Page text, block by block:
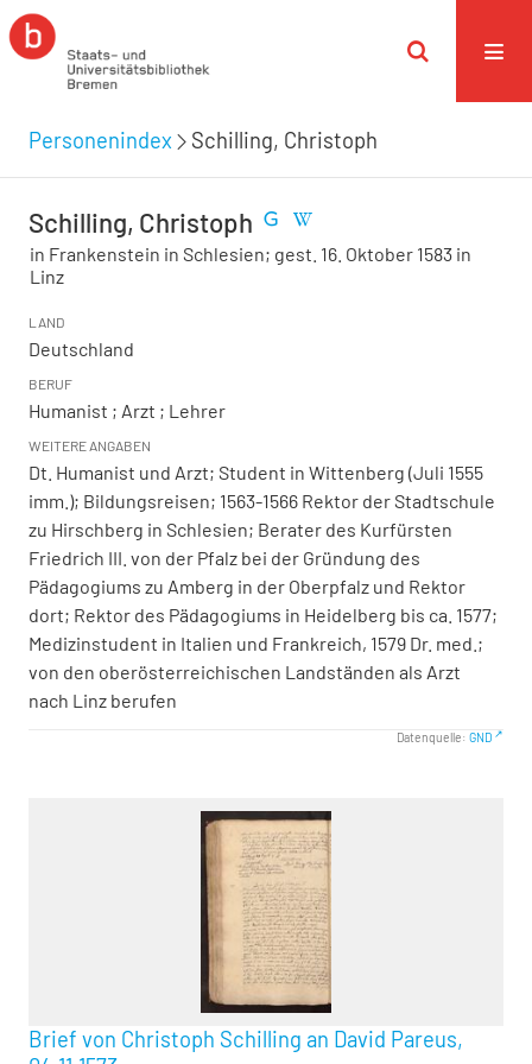
Personenindex Schilling, Christoph
Schilling, Christoph
in Frankenstein in Schlesien; gest. 16. Oktober 1583 in
Linz
LAND
Deutschland
BERUF
Humanist ; Arzt ; Lehrer
WEITERE ANGABEN
Dt. Humanist und Arzt; Student in Wittenberg (Juli 1555
imm.); Bildungsreisen; 1563-1566 Rektor der Stadtschule
zu Hirschberg in Schlesien; Berater des Kurfürsten
Friedrich III. von der Pfalz bei der Gründung des
Pädagogiums zu Amberg in der Oberpfalz und Rektor
dort; Rektor des Pädagogiums in Heidelberg bis ca. 1577;
Medizinstudent in Italien und Frankreich, 1579 Dr. med.;
von den oberösterreichischen Landständen als Arzt
nach Linz berufen
Datenquelle: GND
Brief von Christoph Schilling an David Pareus,